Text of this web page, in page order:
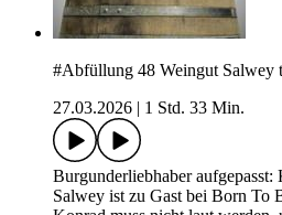
#Abfüllung 48 Weingut Salwey
27.03.2026
1 Std. 33 Min.
Burgunderliebhaber
Salwey ist zu Gast bei Born To